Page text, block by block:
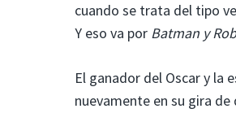
cuando se trata del tipo
Y eso va por Batman y
El ganador del Oscar y la
nuevamente en su gira